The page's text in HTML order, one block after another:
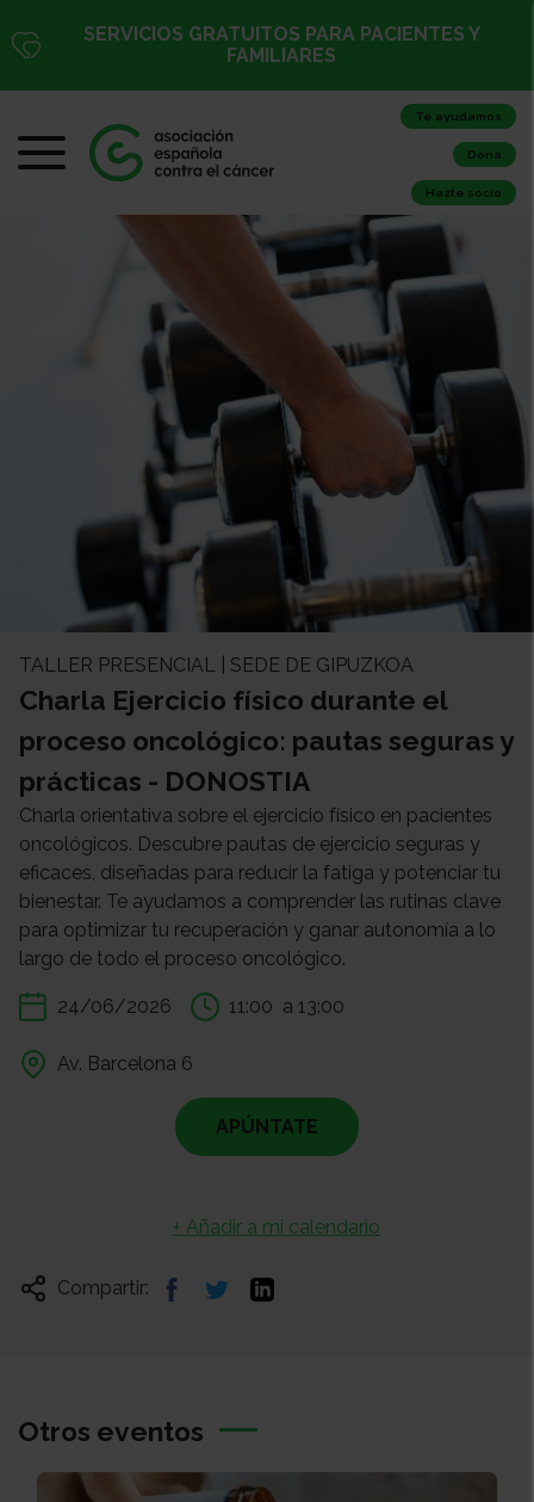
SERVICIOS GRATUITOS PARA PACIENTES Y
FAMILIARES
Te ayudamos
Dona
Hazte socio
TALLER PRESENCIAL | SEDE DE GIPUZKOA
Charla Ejercicio físico durante el
proceso oncológico: pautas seguras y
prácticas - DONOSTIA
Charla orientativa sobre el ejercicio físico en pacientes
oncológicos. Descubre pautas de ejercicio seguras y
eficaces, diseñadas para reducir la fatiga y potenciar tu
bienestar. Te ayudamos a comprender las rutinas clave
para optimizar tu recuperación y ganar autonomía a lo
largo de todo el proceso oncológico.
24/06/2026 11:00 a 13:00
Av. Barcelona 6
APÚNTATE
+ Añadir a mi calendario
Compartir:
Otros eventos